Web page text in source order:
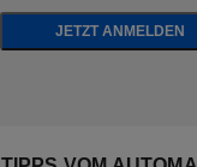
JETZT ANMELDEN